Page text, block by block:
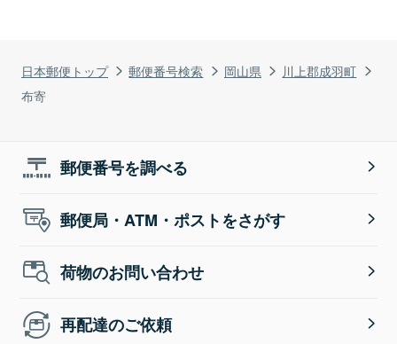
日本郵便トップ 郵便番号検索 岡山県
川上郡成羽町
布寄
郵便番号を調べる
郵便局・ATM・ポストをさがす
荷物のお問い合わせ
再配達のご依頼